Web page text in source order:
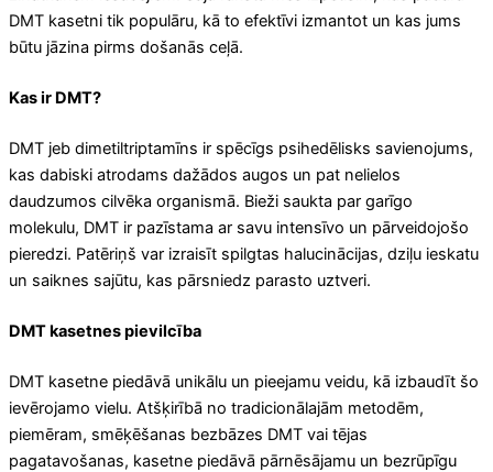
DMT kasetni tik populāru, kā to efektīvi izmantot un kas jums
būtu jāzina pirms došanās ceļā.
Kas ir DMT?
DMT jeb dimetiltriptamīns ir spēcīgs psihedēlisks savienojums,
kas dabiski atrodams dažādos augos un pat nelielos
daudzumos cilvēka organismā. Bieži saukta par garīgo
molekulu, DMT ir pazīstama ar savu intensīvo un pārveidojošo
pieredzi. Patēriņš var izraisīt spilgtas halucinācijas, dziļu ieskatu
un saiknes sajūtu, kas pārsniedz parasto uztveri.
DMT kasetnes pievilcība
DMT kasetne piedāvā unikālu un pieejamu veidu, kā izbaudīt šo
ievērojamo vielu. Atšķirībā no tradicionālajām metodēm,
piemēram, smēķēšanas bezbāzes DMT vai tējas
pagatavošanas, kasetne piedāvā pārnēsājamu un bezrūpīgu